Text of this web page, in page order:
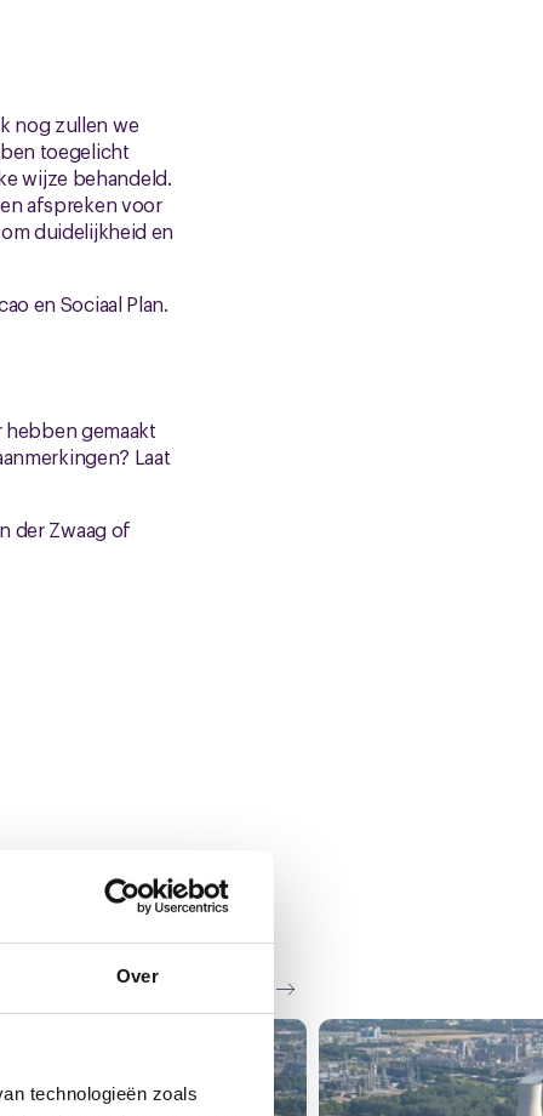
Over
technologieën zoals
nog zullen we
toegelicht
wijze behandeld.
afspreken voor
duidelijkheid en
en Sociaal Plan.
gemaakt
Laat
der Zwaag of
Zie al het nieuws